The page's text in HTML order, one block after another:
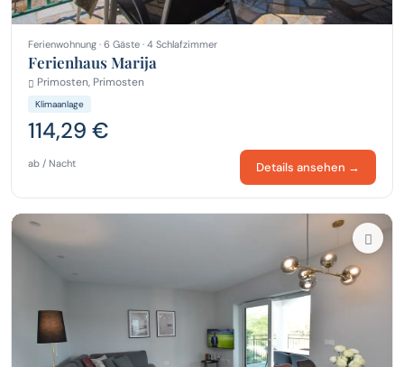
Ferienwohnung · 6 Gäste · 4 Schlafzimmer
Ferienhaus Marija
Primosten, Primosten
Klimaanlage
114,29 €
ab / Nacht Details ansehen →